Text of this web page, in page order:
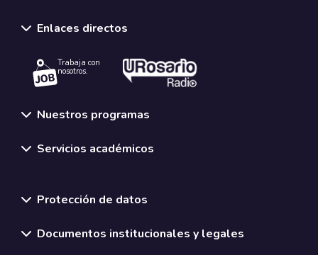
Enlaces directos
Trabaja con
nosotros.
Nuestros programas
Servicios académicos
Protección de datos
Documentos institucionales y legales